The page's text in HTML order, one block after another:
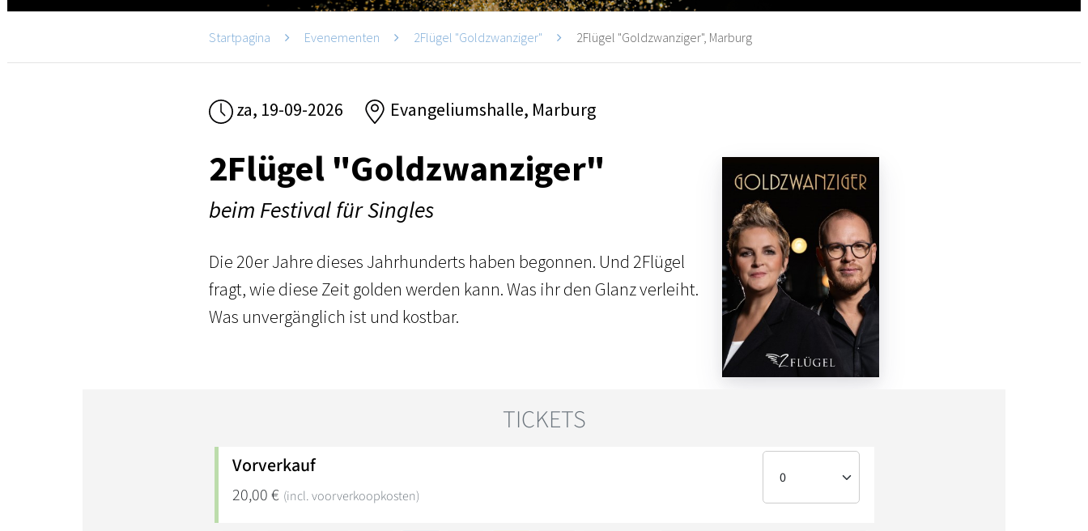
Startpagina Evenementen 2Flügel "Goldzwanziger" 2Flügel "Goldzwanziger", Marburg
za, 19-09-2026 Evangeliumshalle, Marburg
2Flügel "Goldzwanziger"
beim Festival für Singles
Die 20er Jahre dieses Jahrhunderts haben begonnen. Und 2Flügel
fragt, wie diese Zeit golden werden kann. Was ihr den Glanz verleiht.
Was unvergänglich ist und kostbar.